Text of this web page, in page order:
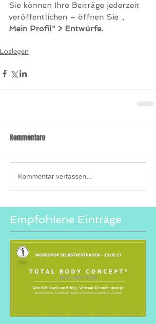
Sie können Ihre Beiträge jederzeit
veröffentlichen – öffnen Sie „
Mein Profil” > Entwürfe.
Loslegen
Kommentare
Kommentar verfassen...
Empfohlene Einträge